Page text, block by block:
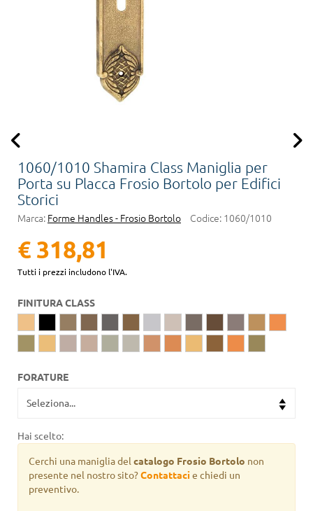
1060/1010 Shamira Class Maniglia per
Porta su Placca Frosio Bortolo per Edifici
Storici
Marca: Forme Handles - Frosio Bortolo Codice: 1060/1010
€ 318,81
Tutti i prezzi includono l'IVA.
FINITURA CLASS
FORATURE
Hai scelto:
Cerchi una maniglia del catalogo Frosio Bortolo non
presente nel nostro sito?Contattacie chiedi un
preventivo.